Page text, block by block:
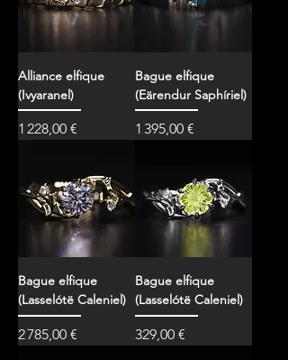
Alliance elfique
(Ivyaranel)
Prix
1 228,00 €
Bague elfique
(Eärendur Saphíriel)
Prix
1 395,00 €
Bague elfique
(Lasselótë Caleniel)
Prix
2 785,00 €
Bague elfique
(Lasselótë Caleniel)
Prix
329,00 €